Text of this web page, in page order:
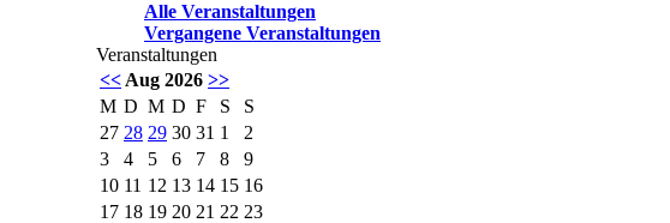
Alle Veranstaltungen
Vergangene Veranstaltungen
Veranstaltungen
<< Aug 2026 >>
M D M D F S
S
27 28 29 30 31 1
2
3
4 5 6 7 8
9
10 11 12 13 14 15 16
17 18 19 20 21 22 23